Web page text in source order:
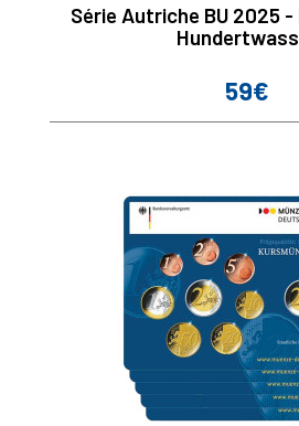
Série Autriche BU 2025
Prix
59€